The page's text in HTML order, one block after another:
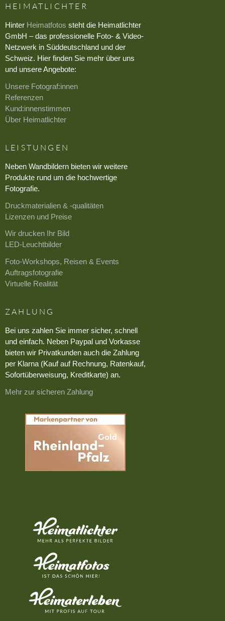
HEIMATLICHTER
Hinter Heimatfotos steht die Heimatlichter
GmbH – das professionelle Foto- & Video-
Netzwerk in Süddeutschland und der
Schweiz. Hier finden Sie mehr über uns
und unsere Angebote:
Unsere Fotograf:innen
Referenzen
Kund:innenstimmen
Über Heimatlichter
LEISTUNGEN
Neben Wandbildern bieten wir weitere
Produkte rund um die hochwertige
Fotografie.
Druckmaterialien & -qualitäten
Lizenzen und Preise
Wir drucken Ihr Bild
LED-Leuchtbilder
Foto-Workshops, Reisen & Events
Auftragsfotografie
Virtuelle Realität
ZAHLUNG
Bei uns zahlen Sie immer sicher, schnell
und einfach. Neben Paypal und Vorkasse
bieten wir Privatkunden auch die Zahlung
per Klarna (Kauf auf Rechnung, Ratenkauf,
Sofortüberweisung, Kreditkarte) an.
Mehr zur sicheren Zahlung